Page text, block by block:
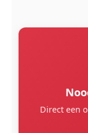
Direct een